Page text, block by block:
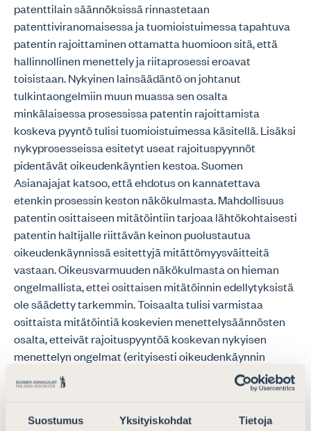
Suostumus Yksityiskohdat Tietoja
patenttilain säännöksissä rinnastetaan
patenttiviranomaisessa ja tuomioistuimessa tapahtuva
patentin rajoittaminen ottamatta huomioon sitä, että
hallinnollinen menettely ja riitaprosessi eroavat
toisistaan. Nykyinen lainsäädäntö on johtanut
tulkintaongelmiin muun muassa sen osalta
minkälaisessa prosessissa patentin rajoittamista
koskeva pyyntö tulisi tuomioistuimessa käsitellä. Lisäksi
nykyprosesseissa esitetyt useat rajoituspyynnöt
pidentävät oikeudenkäyntien kestoa. Suomen
Asianajajat katsoo, että ehdotus on kannatettava
etenkin prosessin keston näkökulmasta. Mahdollisuus
patentin osittaiseen mitätöintiin tarjoaa lähtökohtaisesti
patentin haltijalle riittävän keinon puolustautua
oikeudenkäynnissä esitettyjä mitättömyysväitteitä
vastaan. Oikeusvarmuuden näkökulmasta on hieman
ongelmallista, ettei osittaisen mitätöinnin edellytyksistä
ole säädetty tarkemmin. Toisaalta tulisi varmistaa
osittaista mitätöintiä koskevien menettelysäännösten
osalta, etteivät rajoituspyyntöä koskevan nykyisen
menettelyn ongelmat (erityisesti oikeudenkäynnin
pitkittyminen) toistu sellaisenaan uudessa
menettelyssä.